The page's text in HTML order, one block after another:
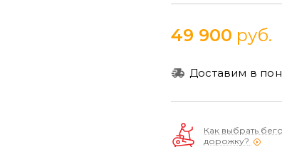
49 900 руб.
Доставим в
Как выбрать
дорожку?